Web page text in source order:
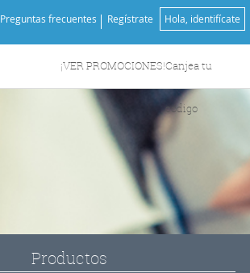
Preguntas frecuentes Regístrate Hola, identifícate
Canjea tu
código
¡VER PROMOCIONES!
Productos